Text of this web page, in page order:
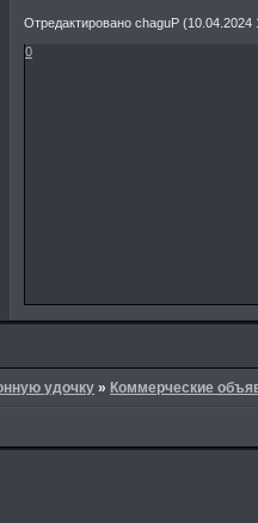
Отредактировано chaguP (10.04.2024
0
удочку » Коммерческие